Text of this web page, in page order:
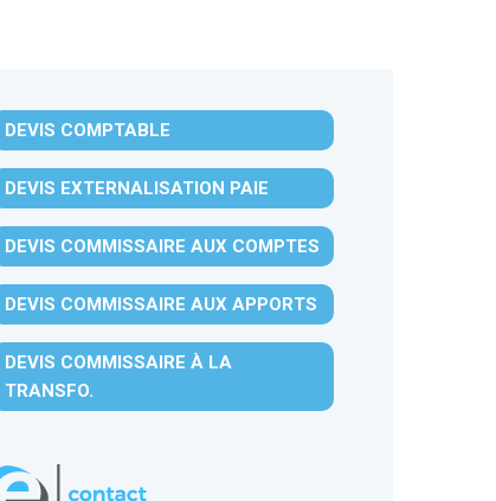
DEVIS COMPTABLE
DEVIS EXTERNALISATION PAIE
DEVIS COMMISSAIRE AUX COMPTES
DEVIS COMMISSAIRE AUX APPORTS
DEVIS COMMISSAIRE À LA
TRANSFO.